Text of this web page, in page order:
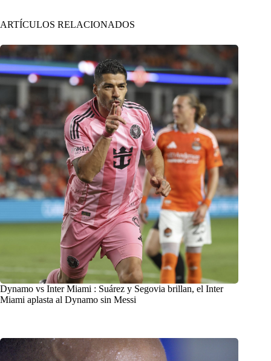
ARTÍCULOS RELACIONADOS
Dynamo vs Inter Miami : Suárez y Segovia brillan, el Inter
Miami aplasta al Dynamo sin Messi